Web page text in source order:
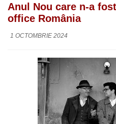
Anul Nou care n-a
office România
1 OCTOMBRIE 2024